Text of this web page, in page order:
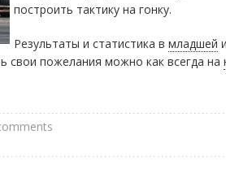
построить тактику на гонку.
Результаты и статистика в младшей и
свои пожелания можно как всегда на